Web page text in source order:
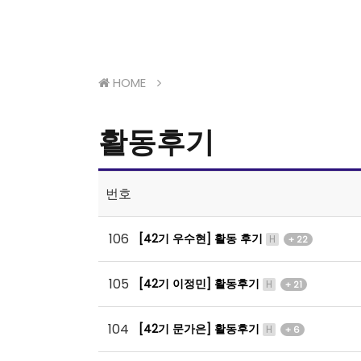
HOME
활동후기
번호
106 [42기 우수현] 활동 후기 H + 22
105 [42기 이정민] 활동후기 H + 21
104 [42기 문가은] 활동후기 H + 6